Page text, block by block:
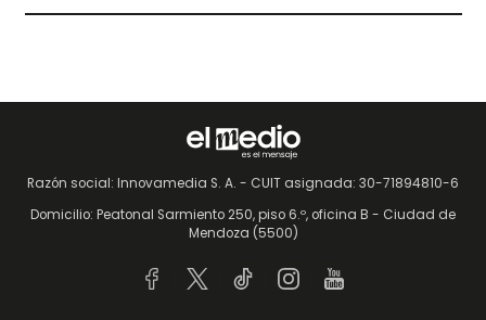
Razón social: Innovamedia S. A. - CUIT asignada: 30-71894810-6
Domicilio: Peatonal Sarmiento 250, piso 6.º, oficina B - Ciudad de
Mendoza (5500)